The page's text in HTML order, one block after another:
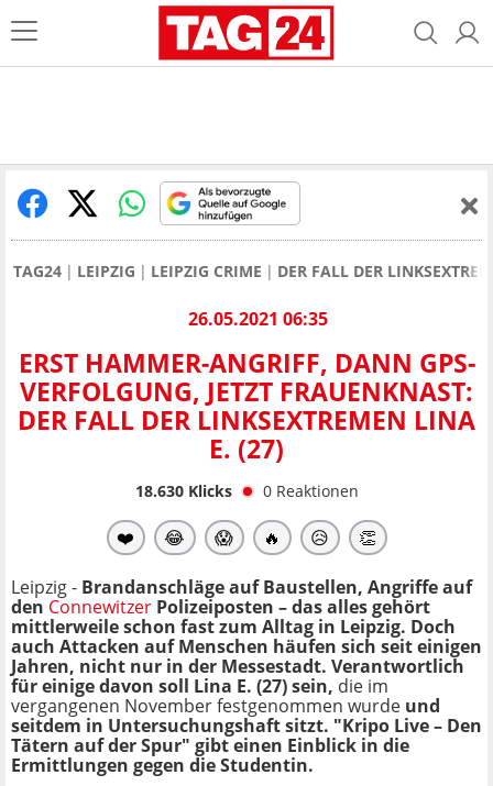
TAG24 LEIPZIG LEIPZIG CRIME DER FALL DER
26.05.2021 06:35
ERST HAMMER-ANGRIFF, DANN GPS-
VERFOLGUNG, JETZT FRAUENKNAST:
DER FALL DER LINKSEXTREMEN LINA
E. (27)
18.630Klicks 0 Reaktionen
❤️ 😂 😱 🔥 😥 👏
Leipzig - Brandanschläge auf Baustellen, Angriffe auf
den Connewitzer Polizeiposten – das alles gehört
mittlerweile schon fast zum Alltag in Leipzig. Doch
auch Attacken auf Menschen häufen sich seit einigen
Jahren, nicht nur in der Messestadt. Verantwortlich
für einige davon soll Lina E. (27) sein, die im
vergangenen November festgenommen wurde und
seitdem in Untersuchungshaft sitzt. "Kripo Live – Den
Tätern auf der Spur" gibt einen Einblick in die
Ermittlungen gegen die Studentin.